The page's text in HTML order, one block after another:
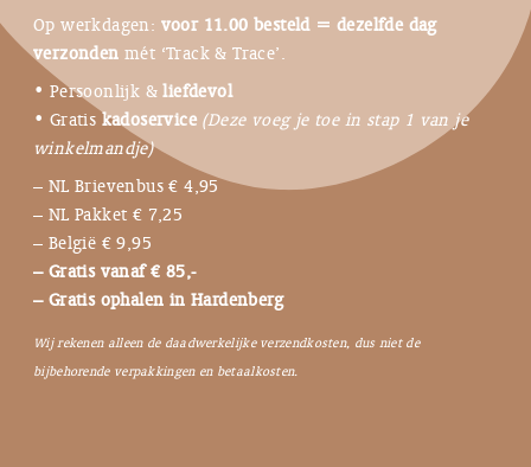
Op werkdagen: voor 11.00 besteld = dezelfde dag
verzonden mét ‘Track & Trace’.
• Persoonlijk &liefdevol
• Gratis kadoservice (Deze voeg je toe in stap 1 van je
winkelmandje)
– NL Brievenbus € 4,95
– NL Pakket € 7,25
– België € 9,95
– Gratis vanaf € 85,-
– Gratis ophalen in Hardenberg
Wij rekenen alleen de daadwerkelijke verzendkosten, dus niet de
bijbehorende verpakkingen en betaalkosten.